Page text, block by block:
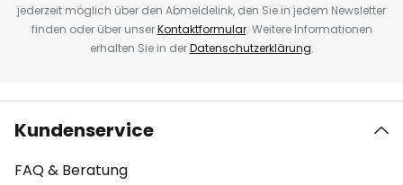
jederzeit möglich über den Abmeldelink, den Sie in jedem Newsletter
finden oder über unserKontaktformular. Weitere Informationen
erhalten Sie in derDatenschutzerklärung.
Kundenservice
FAQ & Beratung